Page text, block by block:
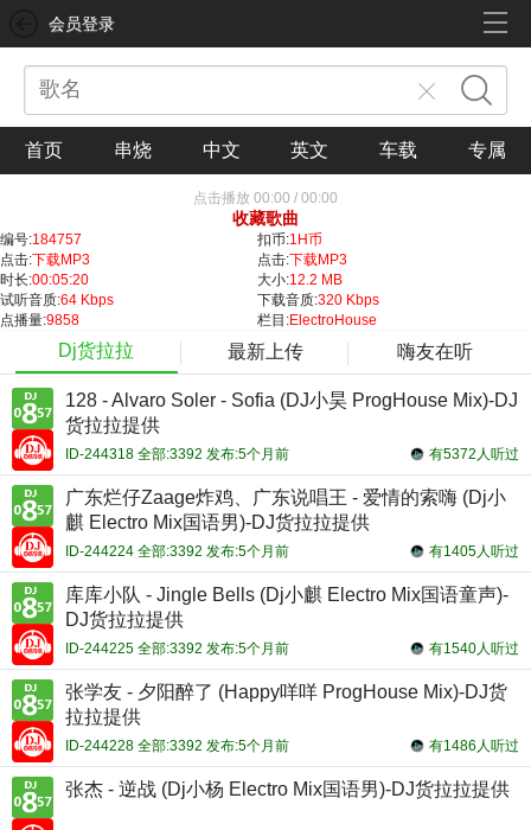
会员登录
首页 串烧 中文 英文 车载 专属
点击播放 00:00 / 00:00
收藏歌曲
编号:184757 扣币:1H币
点击:下载MP3 点击:下载MP3
时长:00:05:20 大小:12.2 MB
试听音质:64 Kbps 下载音质:320 Kbps
点播量:9858 栏目:ElectroHouse
Dj货拉拉 最新上传 嗨友在听
128 - Alvaro Soler - Sofia (DJ小昊 ProgHouse Mix)-DJ
货拉拉提供
有5372人听过
ID-244318 全部:3392 发布:5个月前
广东烂仔Zaage炸鸡、广东说唱王 - 爱情的索嗨 (Dj小
麒 Electro Mix国语男)-DJ货拉拉提供
有1405人听过
ID-244224 全部:3392 发布:5个月前
库库小队 - Jingle Bells (Dj小麒 Electro Mix国语童声)-
DJ货拉拉提供
有1540人听过
ID-244225 全部:3392 发布:5个月前
张学友 - 夕阳醉了 (Happy咩咩 ProgHouse Mix)-DJ货
拉拉提供
有1486人听过
ID-244228 全部:3392 发布:5个月前
张杰 - 逆战 (Dj小杨 Electro Mix国语男)-DJ货拉拉提供